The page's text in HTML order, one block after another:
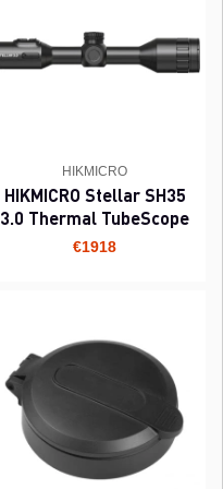
HIKMICRO
HIKMICRO Stellar SH35
3.0 Thermal TubeScope
€1918